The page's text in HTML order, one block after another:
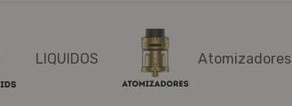
LIQUIDOS Atomizadores